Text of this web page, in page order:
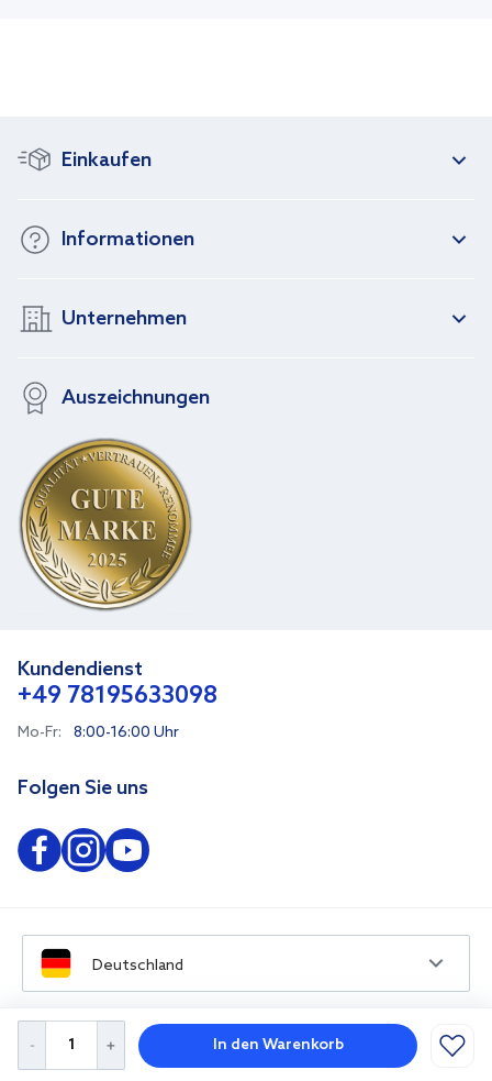
In den Warenkorb
Einkaufen
Informationen
Unternehmen
Auszeichnungen
Kundendienst
+49 78195633098
Mo-Fr: 8:00-16:00 Uhr
Folgen Sie uns
Deutschland